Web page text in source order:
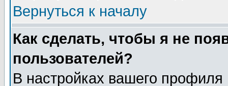
Вернуться к началу
Как сделать, чтобы я не
пользователей?
В настройках вашего